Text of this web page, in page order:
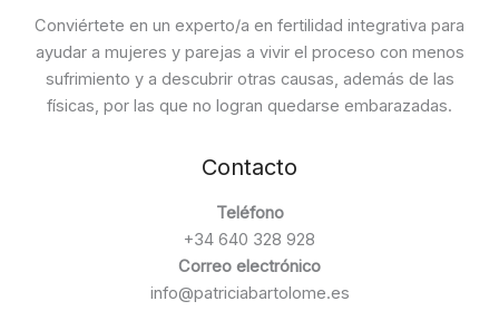
Conviértete en un experto/a en fertilidad integrativa para
ayudar a mujeres y parejas a vivir el proceso con menos
sufrimiento y a descubrir otras causas, además de las
físicas, por las que no logran quedarse embarazadas.
Contacto
Teléfono
+34 640 328 928
Correo electrónico
info@patriciabartolome.es